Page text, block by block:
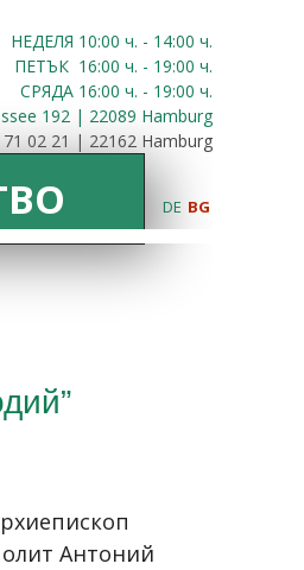
НЕДЕЛЯ 10:00 ч. - 14:00 ч.
ПЕТЪК 16:00 ч. - 19:00 ч.
СРЯДА 16:00 ч. - 19:00 ч.
192 | 22089 Hamburg
02 21 | 22162 Hamburg
DE BG
Антоний